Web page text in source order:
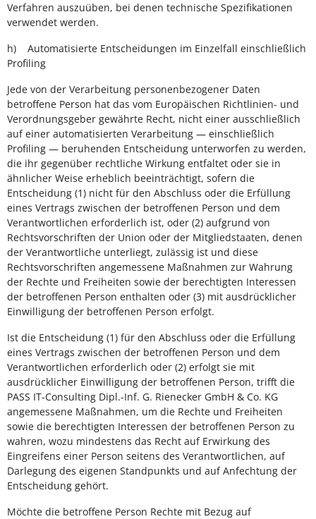
Verfahren auszuüben, bei denen technische Spezifikationen
verwendet werden.
h) Automatisierte Entscheidungen im Einzelfall einschließlich
Profiling
Jede von der Verarbeitung personenbezogener Daten
betroffene Person hat das vom Europäischen Richtlinien- und
Verordnungsgeber gewährte Recht, nicht einer ausschließlich
auf einer automatisierten Verarbeitung — einschließlich
Profiling — beruhenden Entscheidung unterworfen zu werden,
die ihr gegenüber rechtliche Wirkung entfaltet oder sie in
ähnlicher Weise erheblich beeinträchtigt, sofern die
Entscheidung (1) nicht für den Abschluss oder die Erfüllung
eines Vertrags zwischen der betroffenen Person und dem
Verantwortlichen erforderlich ist, oder (2) aufgrund von
Rechtsvorschriften der Union oder der Mitgliedstaaten, denen
der Verantwortliche unterliegt, zulässig ist und diese
Rechtsvorschriften angemessene Maßnahmen zur Wahrung
der Rechte und Freiheiten sowie der berechtigten Interessen
der betroffenen Person enthalten oder (3) mit ausdrücklicher
Einwilligung der betroffenen Person erfolgt.
Ist die Entscheidung (1) für den Abschluss oder die Erfüllung
eines Vertrags zwischen der betroffenen Person und dem
Verantwortlichen erforderlich oder (2) erfolgt sie mit
ausdrücklicher Einwilligung der betroffenen Person, trifft die
PASS IT-Consulting Dipl.-Inf. G. Rienecker GmbH & Co. KG
angemessene Maßnahmen, um die Rechte und Freiheiten
sowie die berechtigten Interessen der betroffenen Person zu
wahren, wozu mindestens das Recht auf Erwirkung des
Eingreifens einer Person seitens des Verantwortlichen, auf
Darlegung des eigenen Standpunkts und auf Anfechtung der
Entscheidung gehört.
Möchte die betroffene Person Rechte mit Bezug auf